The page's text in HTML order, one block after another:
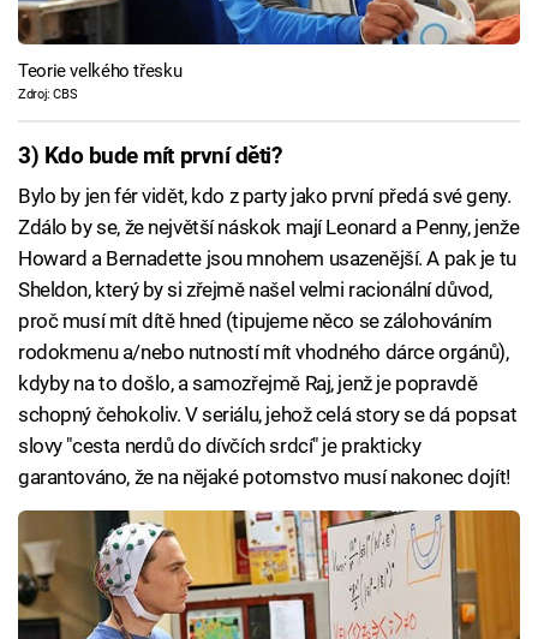
Teorie velkého třesku
Zdroj: CBS
3) Kdo bude mít první děti?
Bylo by jen fér vidět, kdo z party jako první předá své geny.
Zdálo by se, že největší náskok mají Leonard a Penny, jenže
Howard a Bernadette jsou mnohem usazenější. A pak je tu
Sheldon, který by si zřejmě našel velmi racionální důvod,
proč musí mít dítě hned (tipujeme něco se zálohováním
rodokmenu a/nebo nutností mít vhodného dárce orgánů),
kdyby na to došlo, a samozřejmě Raj, jenž je popravdě
schopný čehokoliv. V seriálu, jehož celá story se dá popsat
slovy "cesta nerdů do dívčích srdcí" je prakticky
garantováno, že na nějaké potomstvo musí nakonec dojít!